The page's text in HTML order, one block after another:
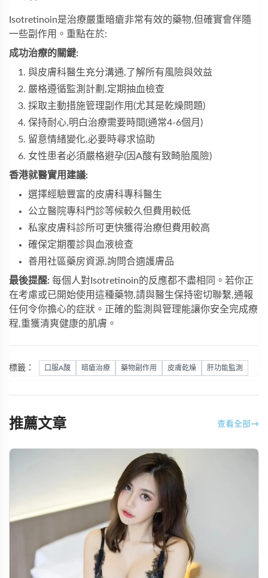
Isotretinoin是治療嚴重暗瘡非常有效的藥物,但確實會伴隨
一些副作用。重點在於:
成功治療的關鍵:
與皮膚科醫生充分溝通,了解所有風險與效益
嚴格遵循監測計劃,定期抽血檢查
採取主動措施管理副作用(尤其是乾燥問題)
保持耐心,明白治療需要時間(通常4-6個月)
留意情緒變化,必要時尋求協助
女性患者必須嚴格避孕(因A酸有致畸胎風險)
香港就醫實用建議:
選擇經驗豐富的皮膚科專科醫生
公立醫院專科門診等候較久但費用較低
私家皮膚科診所可更快獲得治療但費用較高
確保定期覆診與血液檢查
善用社區藥房資源,詢問合適護膚品
最後提醒: 每個人對Isotretinoin的反應都不盡相同。若你正
在考慮或已開始使用這種藥物,請與醫生保持密切聯繫,通報
任何令你擔心的症狀。正確的監測與管理能讓你安全完成療
程,重獲清爽健康的肌膚。
標籤： 口服A酸 暗瘡治療 藥物副作用 皮膚乾燥 肝功能監測
推薦文章 查看全部→